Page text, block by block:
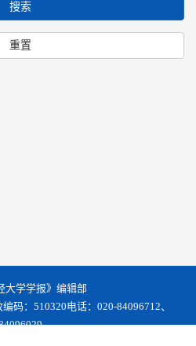
搜索
重置
大学学报》编辑部
编码：510320电话：020-84096712、